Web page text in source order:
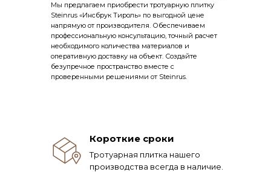
Короткие сроки
Тротуарная плитка нашего
производства всегда в наличие.
Мы предлагаем приобрести тротуарную плитку
Steinrus «Инсбрук Тироль» по выгодной цене
напрямую от производителя. Обеспечиваем
профессиональную консультацию, точный расчет
необходимого количества материалов и
оперативную доставку на объект. Создайте
безупречное пространство вместе с
проверенными решениями от Steinrus.